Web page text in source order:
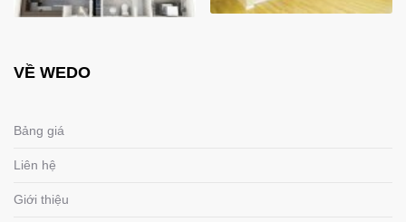
VỀ WEDO
Bảng giá
Liên hệ
Giới thiệu